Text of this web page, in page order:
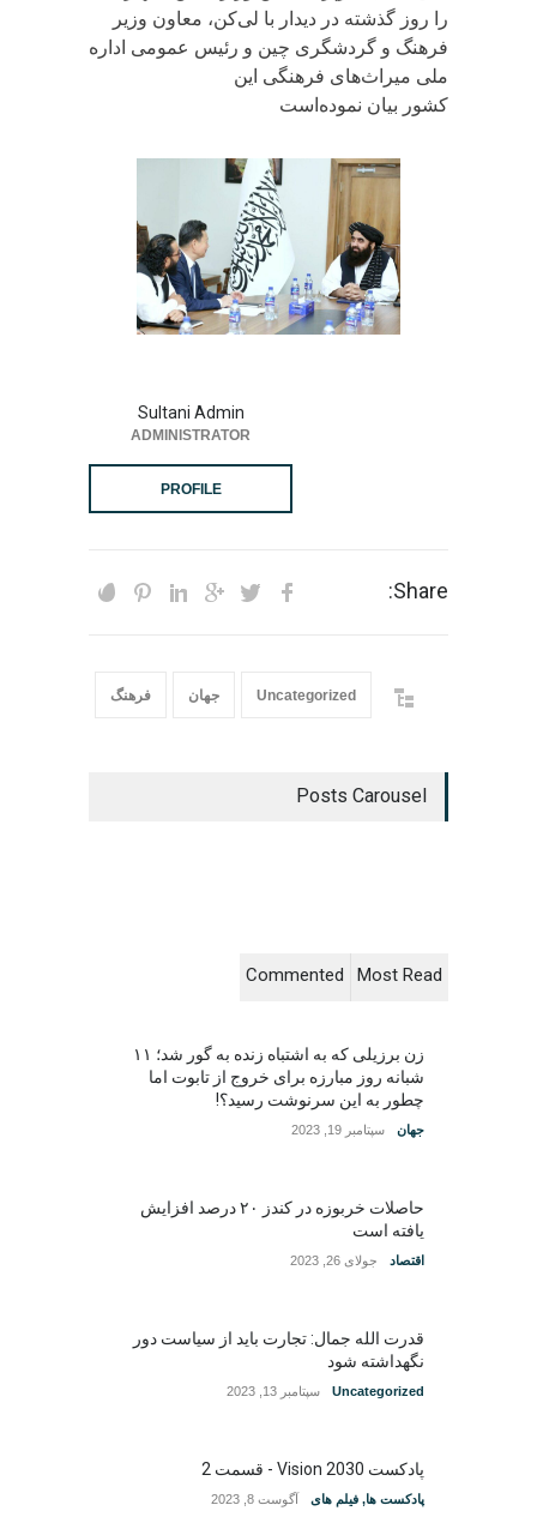
را روز گذشته در دیدار با لی‌کن، معاون وزیر
فرهنگ و گردشگری چین و رئیس عمومی اداره
ملی میراث‌های فرهنگی این
کشور بیان نموده‌است
Sultani Admin
ADMINISTRATOR
PROFILE
Share:
Uncategorized جهان فرهنگ
Posts Carousel
Most Read
Commented
زن برزیلی که به اشتباه زنده به گور شد؛ ۱۱
شبانه روز مبارزه برای خروج از تابوت اما
چطور به این سرنوشت رسید؟!
جهان سپتامبر 19, 2023
حاصلات خربوزه در کندز ۲۰ درصد افزایش
یافته است
اقتصاد جولای 26, 2023
قدرت الله جمال: تجارت باید از سیاست دور
نگهداشته شود
Uncategorized سپتامبر 13, 2023
پادکست Vision 2030 - قسمت 2
پادکست ها, فیلم های آگوست 8, 2023